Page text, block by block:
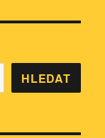
HLEDAT